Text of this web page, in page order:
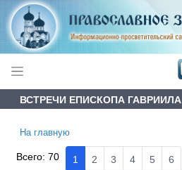
ВСТРЕЧИ ЕПИСКОПА ГАВРИИЛА
На главную
Всего:70 1 2 3 4 5 6